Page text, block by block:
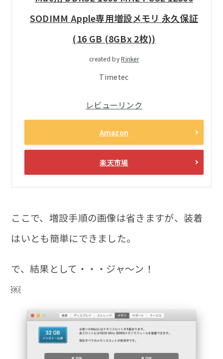
SODIMM Apple専用増設メモリ 永久保証
(16 GB (8GBx 2枚))
created byRinker
Timetec
レビューリンク
Amazon
楽天市場
ここで、増設手順の画像は省きますが、装着
はいとも簡単にできました。
で、結果として・・・ジャ〜ン！
￼